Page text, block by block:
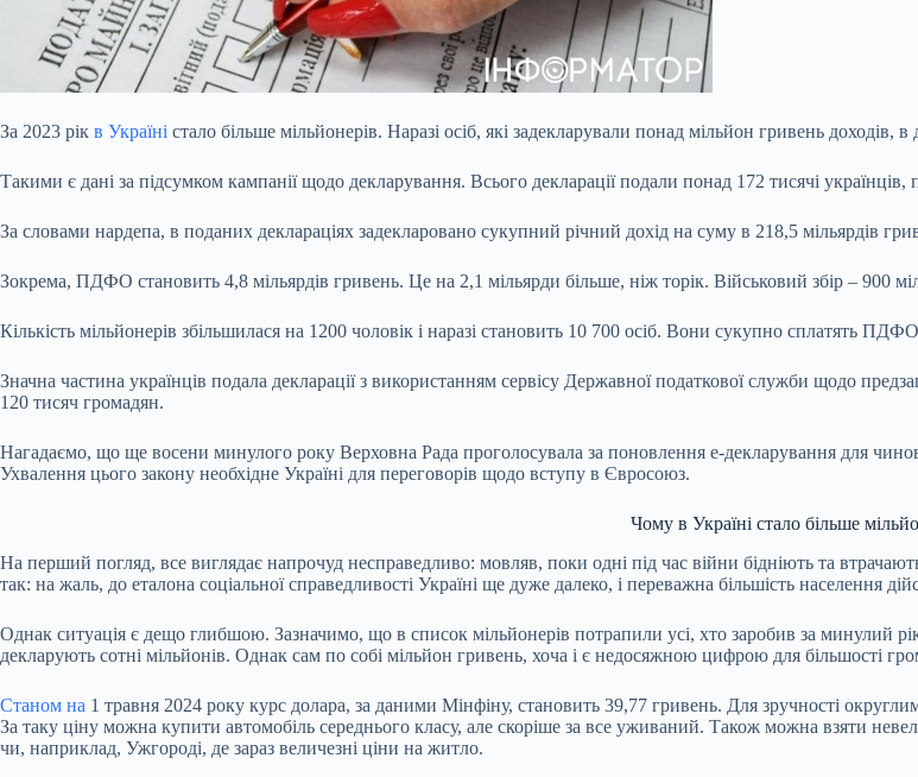
За 2023 рік в Україні стало більше мільйонерів. Наразі осіб, які задекларували понад мільйон гривень доходів,
Такими є дані за підсумком кампанії щодо декларування. Всього декларації подали понад 172 тисячі
За словами нардепа, в поданих деклараціях задекларовано сукупний річний дохід на суму в 218,5 мільярдів
Зокрема, ПДФО становить 4,8 мільярдів гривень. Це на 2,1 мільярди більше, ніж торік. Військовий збір – 900
Кількість мільйонерів збільшилася на 1200 чоловік і наразі становить 10 700 осіб. Вони сукупно сплатять
Значна частина українців подала декларації з використанням сервісу Державної податкової служби щодо
120 тисяч громадян.
Нагадаємо, що ще восени минулого року Верховна Рада проголосувала за поновлення е-декларування для
Ухвалення цього закону необхідне Україні для переговорів щодо вступу в Євросоюз.
Чому в Україні стало більше
На перший погляд, все виглядає напрочуд несправедливо: мовляв, поки одні під час війни бідніють та
так: на жаль, до еталона соціальної справедливості Україні ще дуже далеко, і переважна більшість населення
Однак ситуація є дещо глибшою. Зазначимо, що в список мільйонерів потрапили усі, хто заробив за минулий
декларують сотні мільйонів. Однак сам по собі мільйон гривень, хоча і є недосяжною цифрою для більшості
Станом на 1 травня 2024 року курс долара, за даними Мінфіну, становить 39,77 гривень. Для зручності
За таку ціну можна купити автомобіль середнього класу, але скоріше за все уживаний. Також можна взяти
чи, наприклад, Ужгороді, де зараз величезні ціни на житло.